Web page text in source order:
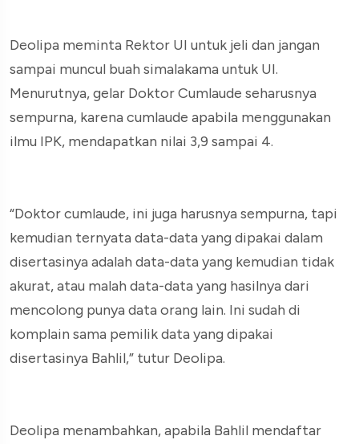
Deolipa meminta Rektor UI untuk jeli dan jangan
sampai muncul buah simalakama untuk UI.
Menurutnya, gelar Doktor Cumlaude seharusnya
sempurna, karena cumlaude apabila menggunakan
ilmu IPK, mendapatkan nilai 3,9 sampai 4.
“Doktor cumlaude, ini juga harusnya sempurna, tapi
kemudian ternyata data-data yang dipakai dalam
disertasinya adalah data-data yang kemudian tidak
akurat, atau malah data-data yang hasilnya dari
mencolong punya data orang lain. Ini sudah di
komplain sama pemilik data yang dipakai
disertasinya Bahlil,” tutur Deolipa.
Deolipa menambahkan, apabila Bahlil mendaftar